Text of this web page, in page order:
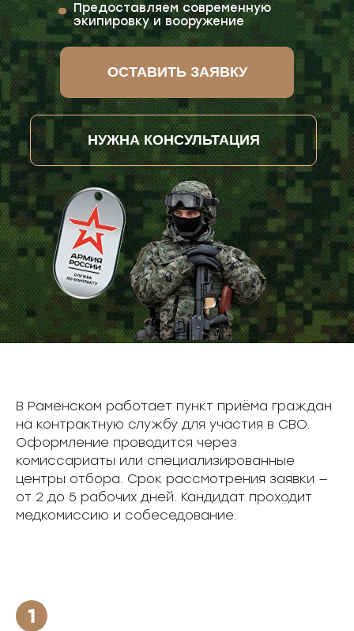
ОСТАВИТЬ ЗАЯВКУ
НУЖНА КОНСУЛЬТАЦИЯ
Предоставляем современную
экипировку и вооружение
В Раменском работает пункт приёма граждан
на контрактную службу для участия в СВО.
Оформление проводится через
комиссариаты или специализированные
центры отбора. Срок рассмотрения заявки —
от 2 до 5 рабочих дней. Кандидат проходит
медкомиссию и собеседование.